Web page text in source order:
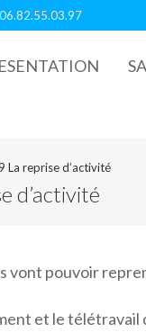
La reprise d’activité
d’activité
vont pouvoir
et le